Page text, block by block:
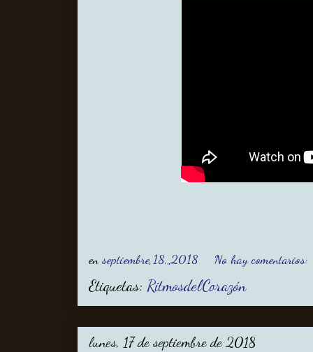
enseptiembre 18, 2018 No hay comentarios:
Etiquetas: RitmosdelCorazón
lunes, 17 de septiembre de 2018